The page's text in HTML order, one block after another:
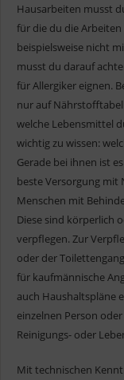
Hausarbeiten musst
für die du die
beispielsweise nicht
musst du darauf
für Allergiker eignen.
nur auf
welche Lebensmittel
wichtig zu wissen:
Gerade bei ihnen ist
beste Versorgung
Menschen mit
Diese sind körperlich
verpflegen. Zur
oder der
für kaufmännische
auch Haushaltspläne
einzelnen Person
Reinigungs- oder
Mit technischen